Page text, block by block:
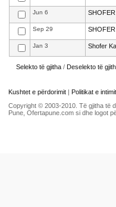
Jun 6
Sep 29
Jan 3 Shofer
Selekto të gjitha / Deselekto të
Kushtet e përdorimit | Politikat e
Copyright © 2003-2010. Të gjitha të
Pune, Ofertapune.com si dhe logot